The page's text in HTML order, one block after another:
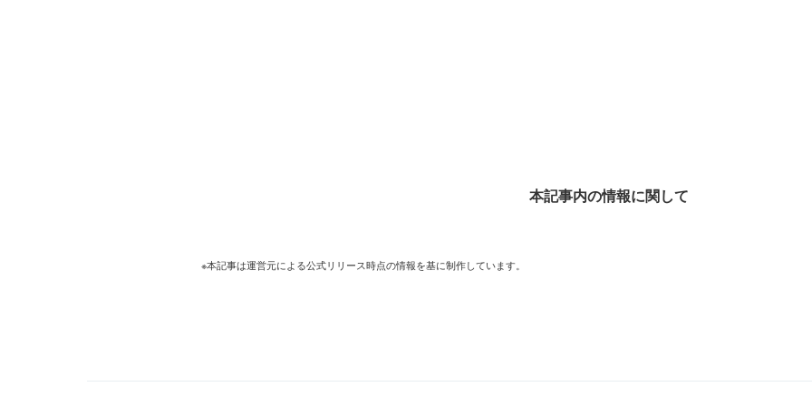
本記事内の情報に関して
※本記事は運営元による公式リリース時点の情報を基に制作しています。